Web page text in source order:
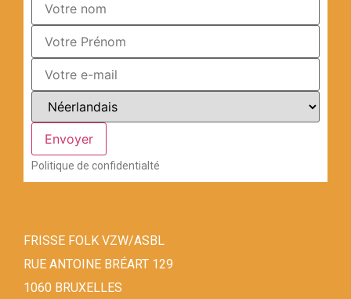
Politique de confidentialté
FRISSE FOLK VZW/ASBL
RUE ANTOINE BRÉART 129
1060 BRUXELLES